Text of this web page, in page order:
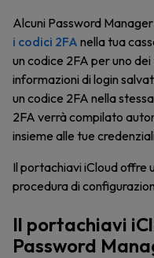
Alcuni Password
i codici 2FA nella tua
un codice 2FA per uno
informazioni di login
un codice 2FA nella
2FA verrà compilato
insieme alle tue
Il portachiavi iCloud offre
procedura di
Il portachiavi
Password